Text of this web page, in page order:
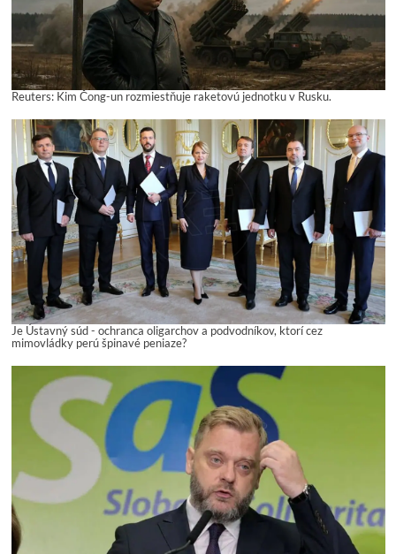
Reuters: Kim Čong-un rozmiestňuje raketovú jednotku v Rusku.
Je Ústavný súd - ochranca oligarchov a podvodníkov, ktorí cez
mimovládky perú špinavé peniaze?